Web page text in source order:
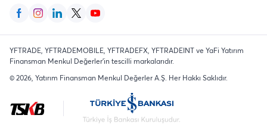
YFTRADE, YFTRADEMOBILE, YFTRADEFX, YFTRADEINT ve YaFi Yatırım
Finansman Menkul Değerler'in tescilli markalarıdır.
©2026 , Yatırım Finansman Menkul Değerler A.Ş. Her Hakkı Saklıdır.